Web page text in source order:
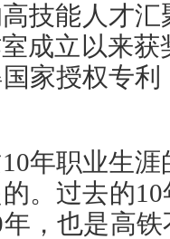
技能人才
成立以来获
家授权专
职业生涯
。过去的
，也是高